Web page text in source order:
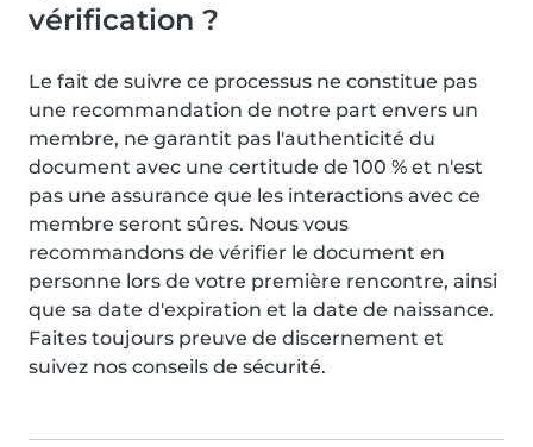
vérification ?
Le fait de suivre ce processus ne constitue pas
une recommandation de notre part envers un
membre, ne garantit pas l'authenticité du
document avec une certitude de 100 % et n'est
pas une assurance que les interactions avec ce
membre seront sûres. Nous vous
recommandons de vérifier le document en
personne lors de votre première rencontre, ainsi
que sa date d'expiration et la date de naissance.
Faites toujours preuve de discernement et
suivez nos conseils de sécurité.